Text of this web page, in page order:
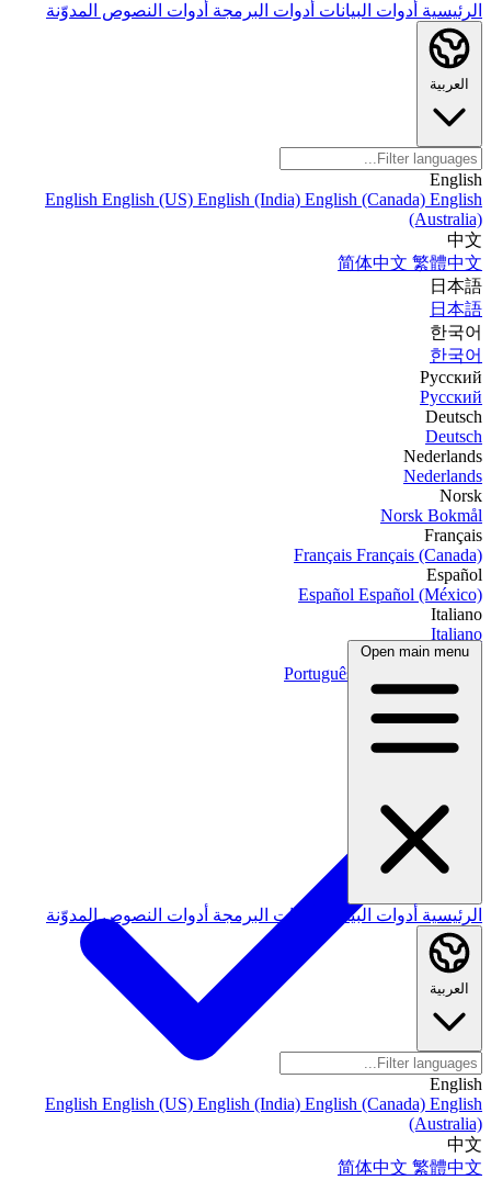
الرئيسية أدوات البيانات أدوات البرمجة أدوات النصوص المدوّنة
العربية
English
English English (US) English (India) English (Canada) English
(Australia)
中文
简体中文 繁體中文
日本語
日本語
한국어
한국어
Русский
Русский
Deutsch
Deutsch
Nederlands
Nederlands
Norsk
Norsk Bokmål
Français
Français Français (Canada)
Español
Español Español (México)
Italiano
Italiano
Português
Português
العربية
Open main menu
الرئيسية أدوات البيانات أدوات البرمجة أدوات النصوصالمدوّنة
العربية
English
English English (US) English (India) English (Canada) English
(Australia)
中文
简体中文 繁體中文